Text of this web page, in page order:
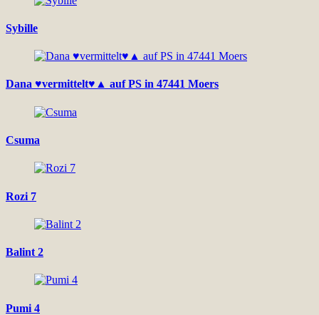
Sybille
Dana ♥vermittelt♥▲ auf PS in 47441 Moers
Csuma
Rozi 7
Balint 2
Pumi 4